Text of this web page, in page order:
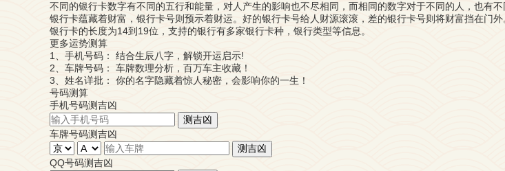
不同的银行卡数字有不同的五行和能量，对人产生的影响也不尽相同，而相同的数字对于不同的人，也有
银行卡蕴藏着财富，银行卡号则预示着财运。好的银行卡号给人财源滚滚，差的银行卡号则将财富挡在门
银行卡的长度为14到19位，支持的银行有多家银行卡种，银行类型等信息。
更多运势测算
1、手机号码： 结合生辰八字，解锁开运启示!
2、车牌号码： 车牌数理分析，百万车主收藏！
3、姓名详批： 你的名字隐藏着惊人秘密，会影响你的一生！
号码测算
手机号码测吉凶
测吉凶
车牌号码测吉凶
测吉凶
QQ号码测吉凶